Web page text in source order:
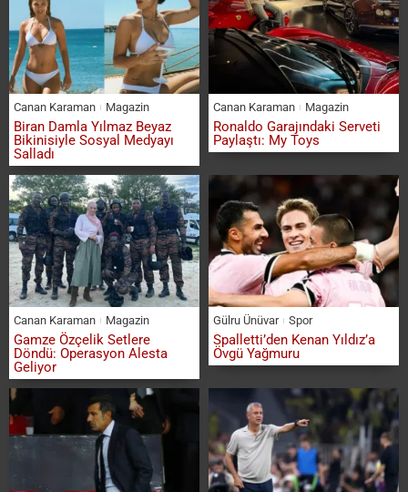
Canan Karaman Magazin
Biran Damla Yılmaz Beyaz
Bikinisiyle Sosyal Medyayı
Salladı
Canan Karaman Magazin
Ronaldo Garajındaki Serveti
Paylaştı: My Toys
Canan Karaman Magazin
Gamze Özçelik Setlere
Döndü: Operasyon Alesta
Geliyor
Gülru Ünüvar Spor
Spalletti’den Kenan Yıldız’a
Övgü Yağmuru